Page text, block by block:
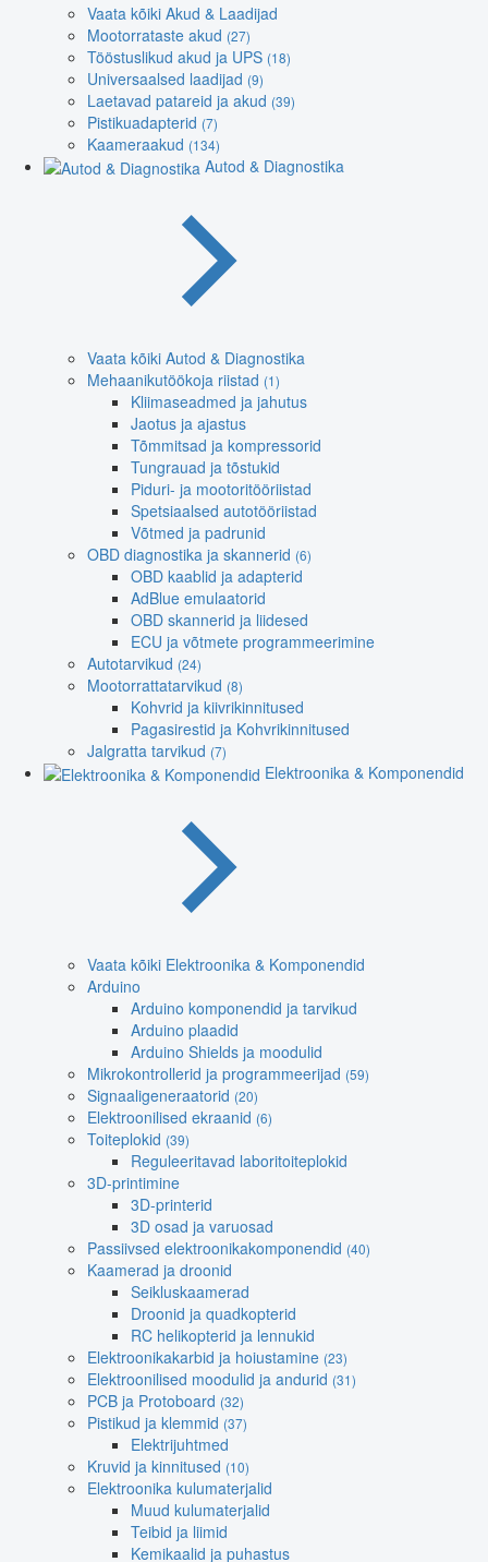
Vaata kõiki Akud & Laadijad
Mootorrataste akud (27)
Tööstuslikud akud ja UPS (18)
Universaalsed laadijad (9)
Laetavad patareid ja akud (39)
Pistikuadapterid (7)
Kaameraakud (134)
Autod & Diagnostika
Vaata kõiki Autod & Diagnostika
Mehaanikutöökoja riistad (1)
Kliimaseadmed ja jahutus
Jaotus ja ajastus
Tõmmitsad ja kompressorid
Tungrauad ja tõstukid
Piduri- ja mootoritööriistad
Spetsiaalsed autotööriistad
Võtmed ja padrunid
OBD diagnostika ja skannerid (6)
OBD kaablid ja adapterid
AdBlue emulaatorid
OBD skannerid ja liidesed
ECU ja võtmete programmeerimine
Autotarvikud (24)
Mootorrattatarvikud (8)
Kohvrid ja kiivrikinnitused
Pagasirestid ja Kohvrikinnitused
Jalgratta tarvikud (7)
Elektroonika & Komponendid
Vaata kõiki Elektroonika & Komponendid
Arduino
Arduino komponendid ja tarvikud
Arduino plaadid
Arduino Shields ja moodulid
Mikrokontrollerid ja programmeerijad (59)
Signaaligeneraatorid (20)
Elektroonilised ekraanid (6)
Toiteplokid (39)
Reguleeritavad laboritoiteplokid
3D-printimine
3D-printerid
3D osad ja varuosad
Passiivsed elektroonikakomponendid (40)
Kaamerad ja droonid
Seikluskaamerad
Droonid ja quadkopterid
RC helikopterid ja lennukid
Elektroonikakarbid ja hoiustamine (23)
Elektroonilised moodulid ja andurid (31)
PCB ja Protoboard (32)
Pistikud ja klemmid (37)
Elektrijuhtmed
Kruvid ja kinnitused (10)
Elektroonika kulumaterjalid
Muud kulumaterjalid
Teibid ja liimid
Kemikaalid ja puhastus